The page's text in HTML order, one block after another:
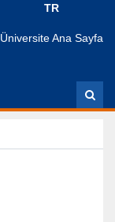
TR
Üniversite Ana Sayfa
A
r